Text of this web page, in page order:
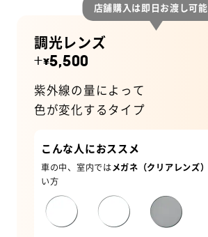
店舗購入は即日お渡し可能
調光レンズ
+¥5,500
紫外線の量によって
色が変化するタイプ
こんな人におススメ
車の中、室内ではメガネ（クリアレンズ）
い方